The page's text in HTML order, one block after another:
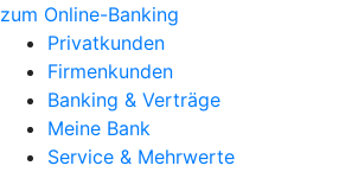
zum Online-Banking
Privatkunden
Firmenkunden
Banking & Verträge
Meine Bank
Service & Mehrwerte